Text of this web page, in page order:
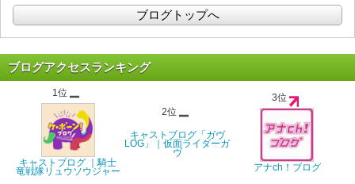
ブログトップへ
ブログアクセスランキング
1位
キャストブログ ｜騎士
竜戦隊リュウソウジャー
2位
キャストブログ「ガヴ
LOG」｜仮面ライダーガ
ヴ
3位
アナch！ブログ